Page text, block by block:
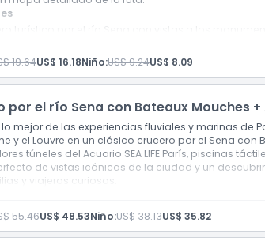
turístico por el río Sena con vistas a los
en Port de la Conférence (Pont de l’Alma)
Alta (abril–octubre)
diariamente (lunes–domingo)
cada 30–45 minutos
de funcionamiento: 10:00 a. m. – 10:00 p. m.
adicional a las 10:30 p. m. los sábados
Baja (noviembre–marzo)
diariamente (lunes–domingo)
19.64US$ 16.18Niño:US$ 9.24US$ 8.09
por el río Sena con Bateaux Mouches +
mejor de las experiencias fluviales y marinas de
y el Louvre en un clásico crucero por el Sena con
túneles del Acuario SEA LIFE París, piscinas
de vistas icónicas de la ciudad y un
y viajeros curiosos.
55.46US$ 48.53Niño:US$ 38.13US$ 35.82